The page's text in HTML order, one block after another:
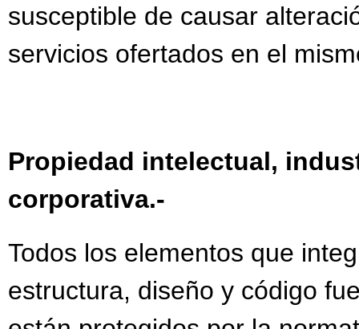
susceptible de causar
servicios ofertados en el
Propiedad intelectual,
corporativa.-
Todos los elementos que
estructura, diseño y código